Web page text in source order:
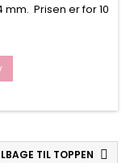
mm. Prisen er for 10
TIL TOPPEN 